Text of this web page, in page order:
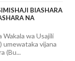
BIASHARA
NA
wa Usajili
umewataka vijana
(Bu...